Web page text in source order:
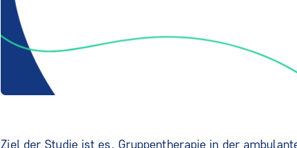
Ziel der Studie ist es, Gruppentherapie in der